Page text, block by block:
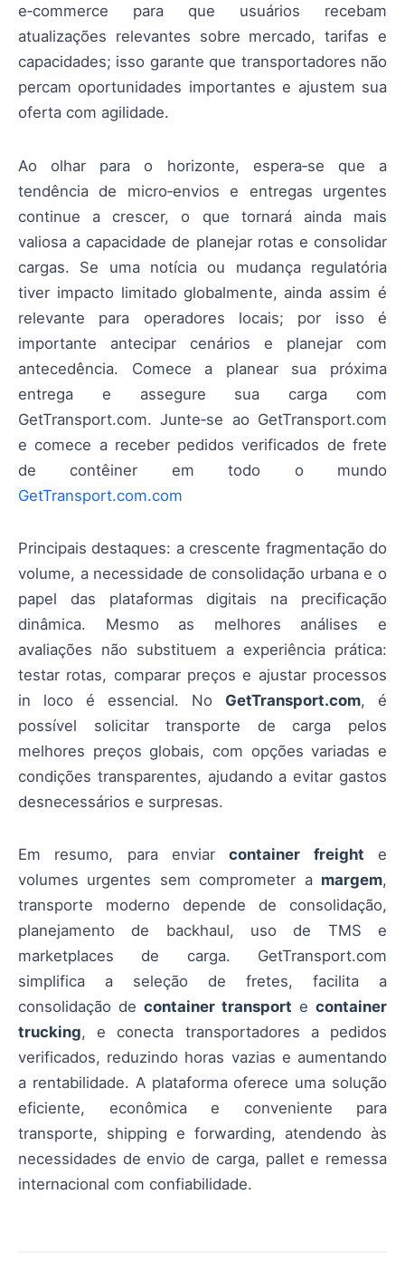
e‑commerce para que usuários recebam
atualizações relevantes sobre mercado, tarifas e
capacidades; isso garante que transportadores não
percam oportunidades importantes e ajustem sua
oferta com agilidade.
Ao olhar para o horizonte, espera‑se que a
tendência de micro‑envios e entregas urgentes
continue a crescer, o que tornará ainda mais
valiosa a capacidade de planejar rotas e consolidar
cargas. Se uma notícia ou mudança regulatória
tiver impacto limitado globalmente, ainda assim é
relevante para operadores locais; por isso é
importante antecipar cenários e planejar com
antecedência. Comece a planear sua próxima
entrega e assegure sua carga com
GetTransport.com. Junte‑se ao GetTransport.com
e comece a receber pedidos verificados de frete
de contêiner em todo o mundo
GetTransport.com.com
Principais destaques: a crescente fragmentação do
volume, a necessidade de consolidação urbana e o
papel das plataformas digitais na precificação
dinâmica. Mesmo as melhores análises e
avaliações não substituem a experiência prática:
testar rotas, comparar preços e ajustar processos
in loco é essencial. No GetTransport.com, é
possível solicitar transporte de carga pelos
melhores preços globais, com opções variadas e
condições transparentes, ajudando a evitar gastos
desnecessários e surpresas.
Em resumo, para enviarcontainer freight e
volumes urgentes sem comprometer a margem,
transporte moderno depende de consolidação,
planejamento de backhaul, uso de TMS e
marketplaces de carga. GetTransport.com
simplifica a seleção de fretes, facilita a
consolidação de container transport e container
trucking, e conecta transportadores a pedidos
verificados, reduzindo horas vazias e aumentando
a rentabilidade. A plataforma oferece uma solução
eficiente, econômica e conveniente para
transporte, shipping e forwarding, atendendo às
necessidades de envio de carga, pallet e remessa
internacional com confiabilidade.